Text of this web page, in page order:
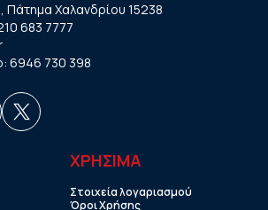
Πάτημα Χαλανδρίου 15238
683 7777
6946 730 398
ΧΡHΣΙΜΑ
Στοιχεία λογαριασμού
Όροι Χρήσης